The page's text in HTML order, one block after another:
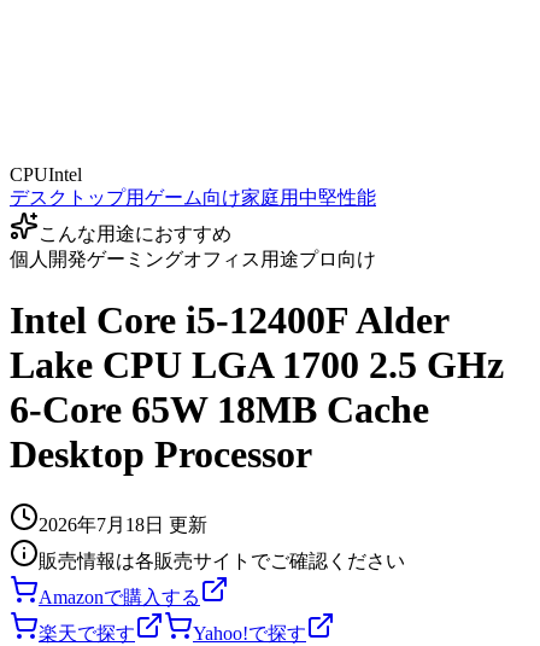
CPUIntel
デスクトップ用ゲーム向け家庭用中堅性能
こんな用途におすすめ
個人開発ゲーミングオフィス用途プロ向け
Intel Core i5-12400F Alder
Lake CPU LGA 1700 2.5 GHz
6-Core 65W 18MB Cache
Desktop Processor
2026年7月18日 更新
販売情報は各販売サイトでご確認ください
Amazonで購入する
楽天で探す
Yahoo!で探す